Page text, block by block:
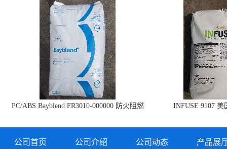
PC/ABS Bayblend FR3010-000000 防火阻燃
INFUSE 9107 美
公司首页 公司介绍 公司动态 产品展